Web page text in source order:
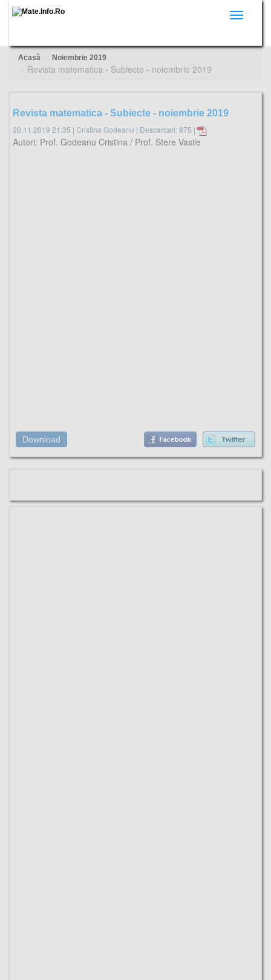
Toggle
Acasă Noiembrie 2019
Revista matematica - Subiecte - noiembrie 2019
Revista matematica - Subiecte - noiembrie 2019
20.11.2019 21:35 | Cristina Godeanu | Descarcari: 875 |
Autori: Prof. Godeanu Cristina / Prof. Stere Vasile
Download